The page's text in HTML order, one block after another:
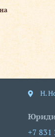
Н.
+7 831